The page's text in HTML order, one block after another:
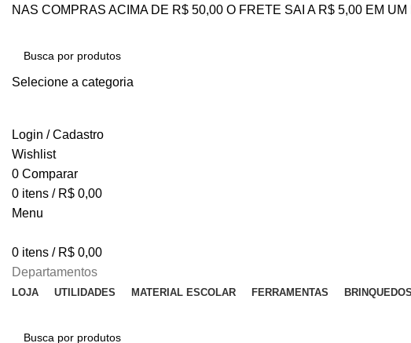
NAS COMPRAS ACIMA DE R$ 50,00 O FRETE SAI A R$ 5,00 EM UM
Selecione a categoria
Login / Cadastro
Wishlist
0 Comparar
0 itens / R$ 0,00
Menu
0 itens / R$ 0,00
Departamentos
LOJA UTILIDADES MATERIAL ESCOLAR FERRAMENTAS BRINQUEDOS